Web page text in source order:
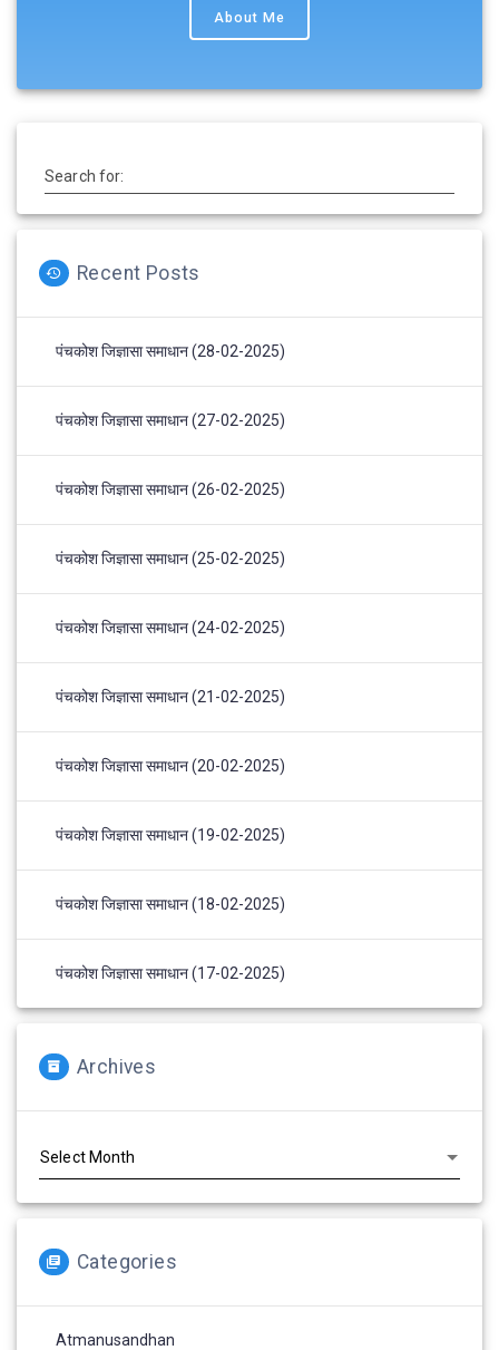
About Me
Search for:
Recent Posts
पंचकोश जिज्ञासा समाधान (28-02-2025)
पंचकोश जिज्ञासा समाधान (27-02-2025)
पंचकोश जिज्ञासा समाधान (26-02-2025)
पंचकोश जिज्ञासा समाधान (25-02-2025)
पंचकोश जिज्ञासा समाधान (24-02-2025)
पंचकोश जिज्ञासा समाधान (21-02-2025)
पंचकोश जिज्ञासा समाधान (20-02-2025)
पंचकोश जिज्ञासा समाधान (19-02-2025)
पंचकोश जिज्ञासा समाधान (18-02-2025)
पंचकोश जिज्ञासा समाधान (17-02-2025)
Archives
Categories
Atmanusandhan